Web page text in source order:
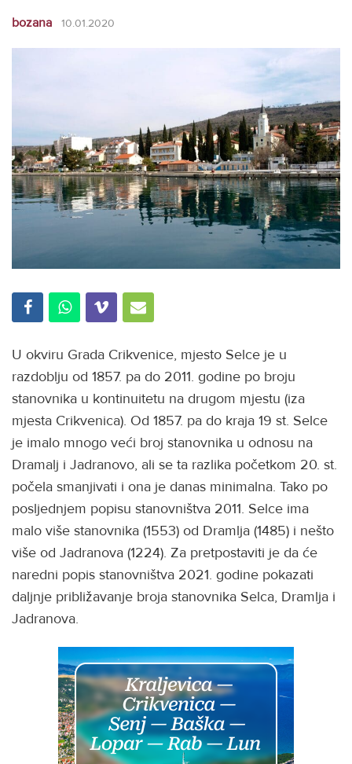
bozana 10.01.2020
U okviru Grada Crikvenice, mjesto Selce je u
razdoblju od 1857. pa do 2011. godine po broju
stanovnika u kontinuitetu na drugom mjestu (iza
mjesta Crikvenica). Od 1857. pa do kraja 19 st. Selce
je imalo mnogo veći broj stanovnika u odnosu na
Dramalj i Jadranovo, ali se ta razlika početkom 20. st.
počela smanjivati i ona je danas minimalna. Tako po
posljednjem popisu stanovništva 2011. Selce ima
malo više stanovnika (1553) od Dramlja (1485) i nešto
više od Jadranova (1224). Za pretpostaviti je da će
naredni popis stanovništva 2021. godine pokazati
daljnje približavanje broja stanovnika Selca, Dramlja i
Jadranova.